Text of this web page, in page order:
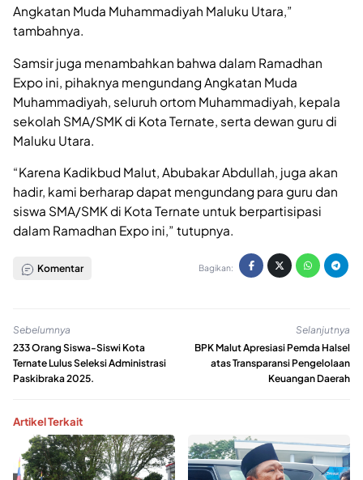
Angkatan Muda Muhammadiyah Maluku Utara,”
tambahnya.
Samsir juga menambahkan bahwa dalam Ramadhan
Expo ini, pihaknya mengundang Angkatan Muda
Muhammadiyah, seluruh ortom Muhammadiyah, kepala
sekolah SMA/SMK di Kota Ternate, serta dewan guru di
Maluku Utara.
“Karena Kadikbud Malut, Abubakar Abdullah, juga akan
hadir, kami berharap dapat mengundang para guru dan
siswa SMA/SMK di Kota Ternate untuk berpartisipasi
dalam Ramadhan Expo ini,” tutupnya.
Komentar Bagikan:
Sebelumnya
233 Orang Siswa-Siswi Kota
Ternate Lulus Seleksi Administrasi
Paskibraka 2025.
Selanjutnya
BPK Malut Apresiasi Pemda Halsel
atas Transparansi Pengelolaan
Keuangan Daerah
Artikel Terkait